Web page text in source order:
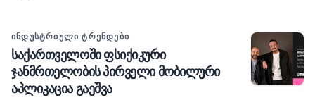
ᲘᲜᲓᲣᲡᲢᲠᲘᲣᲚᲘ ᲢᲠᲔᲜᲓᲔᲑᲘ
საქართველოში ფსიქიკური
ჯანმრთელობის პირველი მობილური
აპლიკაცია გაეშვა